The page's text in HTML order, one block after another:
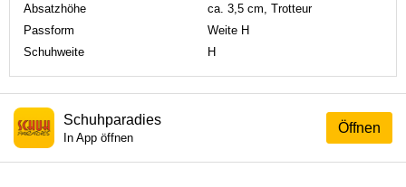
Absatzhöhe
ca. 3,5 cm, Trotteur
Passform
Weite H
Schuhweite
H
Öffnen
Schuhparadies
In App öffnen